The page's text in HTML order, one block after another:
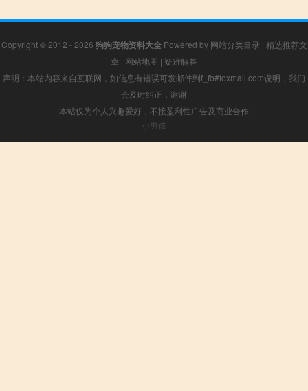
Copyright © 2012 - 2026 狗狗宠物资料大全Powered by 网站分类目录 | 精选推荐文
章 | 网站地图 | 疑难解答
声明：本站内容来自互联网，如信息有错误可发邮件到f_fb#foxmail.com说明，我们
会及时纠正，谢谢
本站仅为个人兴趣爱好，不接盈利性广告及商业合作
小男孩